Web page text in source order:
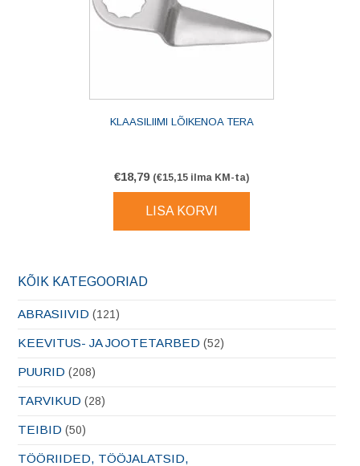
KLAASILIIMI LÕIKENOA TERA
€18,79 (€15,15 ilma KM-ta)
LISA KORVI
KÕIK KATEGOORIAD
ABRASIIVID (121)
KEEVITUS- JA JOOTETARBED (52)
PUURID (208)
TARVIKUD (28)
TEIBID (50)
TÖÖRIIDED, TÖÖJALATSID,